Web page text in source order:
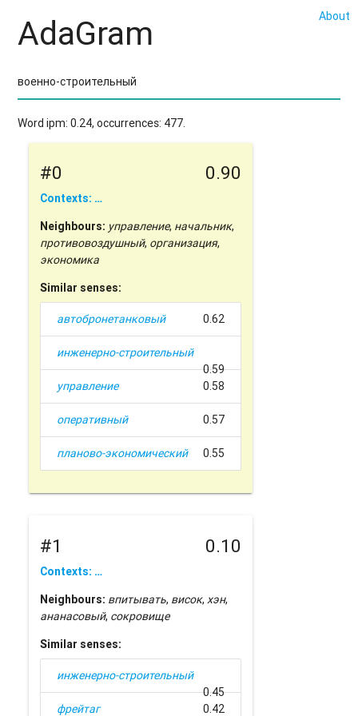
About
AdaGram
Word ipm: 0.24, occurrences: 477.
#0 0.90
Contexts: …
Neighbours: управление, начальник,
противовоздушный, организация,
экономика
Similar senses:
автобронетанковый 0.62
инженерно-строительный
0.59
управление
0.58
оперативный 0.57
планово-экономический 0.55
#1 0.10
Contexts: …
Neighbours: впитывать, висок,хэн,
ананасовый, сокровище
Similar senses:
инженерно-строительный
0.45
фрейтаг
0.42